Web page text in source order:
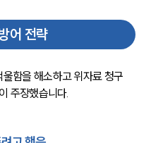
어 전략
함을 해소하고 위자료 청구
주장했습니다.